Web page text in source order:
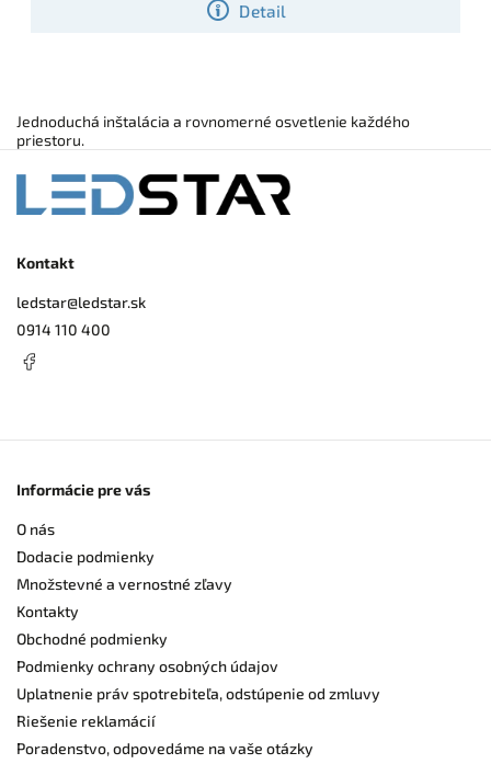
Detail
Jednoduchá inštalácia a rovnomerné osvetlenie každého
priestoru.
Kontakt
ledstar@ledstar.sk
0914 110 400
Informácie pre vás
O nás
Dodacie podmienky
Množstevné a vernostné zľavy
Kontakty
Obchodné podmienky
Podmienky ochrany osobných údajov
Uplatnenie práv spotrebiteľa, odstúpenie od zmluvy
Riešenie reklamácií
Poradenstvo, odpovedáme na vaše otázky